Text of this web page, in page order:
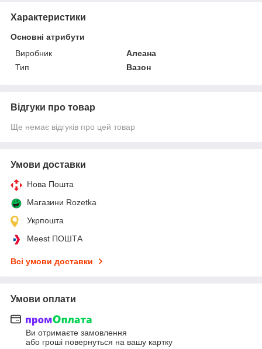
Характеристики
Основні атрибути
Виробник
Алеана
Тип
Вазон
Відгуки про товар
Ще немає відгуків про цей товар
Умови доставки
Нова Пошта
Магазини Rozetka
Укрпошта
Meest ПОШТА
Всі умови доставки
Умови оплати
Ви отримаєте замовлення
або гроші повернуться на вашу картку